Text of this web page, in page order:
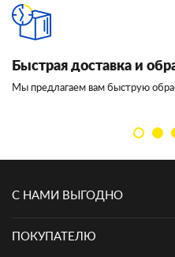
Быстрая доставка и
Мы предлагаем вам быструю
С НАМИ ВЫГОДНО
ПОКУПАТЕЛЮ